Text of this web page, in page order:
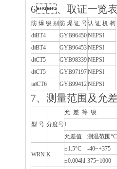
6、取证一览
防 爆 级 别 防 爆 证 号认 证 机 构
d‖BT4
GYB96450NEPSI
d‖BT4
GYB96453NEPSI
d‖CT5
GYB98339NEPSI
d‖CT5
GYB97197NEPSI
ia‖CT6
GYB99412NEPSI
7、测量范围及允
型 号 分度号
允 差 等 级
I
允差值
测温范围°C
WRN K
±1.5°C
-40~+375
±0.004ltl 375~1000